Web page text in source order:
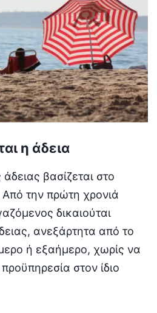
η άδεια
βασίζεται στο
την πρώτη χρονιά
δικαιούται
ανεξάρτητα από το
ή εξαήμερο, χωρίς να
στον ίδιο